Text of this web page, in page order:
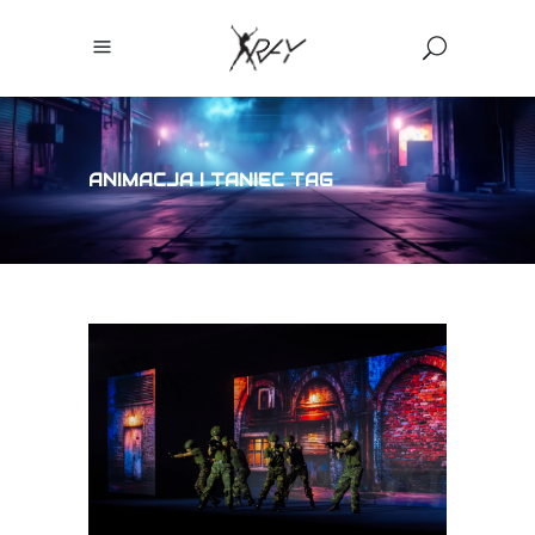
ANIMACJA I TANIEC TAG